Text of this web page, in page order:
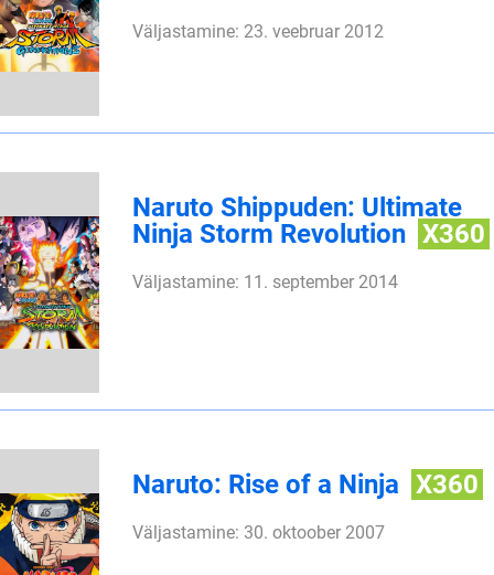
Väljastamine: 23. veebruar 2012
Naruto Shippuden: Ultimate
Ninja Storm Revolution X360
Väljastamine: 11. september 2014
Naruto: Rise of a Ninja X360
Väljastamine: 30. oktoober 2007